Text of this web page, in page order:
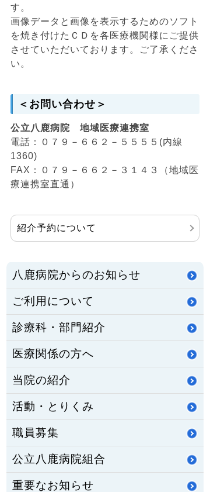
す。
画像データと画像を表示するためのソフト
を焼き付けたＣＤを各医療機関様にご提供
させていただいております。ご了承くださ
い。
＜お問い合わせ＞
公立八鹿病院 地域医療連携室
電話：０７９－６６２－５５５５(内線
1360)
FAX：０７９－６６２－３１４３（地域医
療連携室直通）
紹介予約について
八鹿病院からのお知らせ
ご利用について
診療科・部門紹介
医療関係の方へ
当院の紹介
活動・とりくみ
職員募集
公立八鹿病院組合
重要なお知らせ